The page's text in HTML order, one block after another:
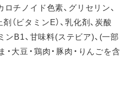
ロチノイド色素、グリセリン、
（ビタミンE）、乳化剤、炭酸
ンB1、甘味料(ステビア)、(一部
・大豆・鶏肉・豚肉・りんごを含